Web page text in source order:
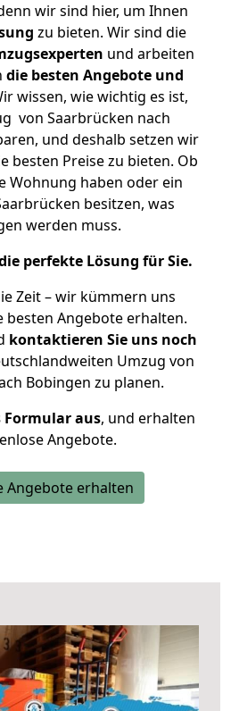
wir sind hier, um Ihnen
zu bieten. Wir sind die
und arbeiten
die besten Angebote und
wissen, wie wichtig es ist,
von Saarbrücken nach
und deshalb setzen wir
besten Preise zu bieten. Ob
Wohnung haben oder ein
besitzen, was
werden muss.
perfekte Lösung für Sie.
Zeit – wir kümmern uns
besten Angebote erhalten.
kontaktieren Sie uns noch
Umzug von
Bobingen zu planen.
Formular aus, und erhalten
Angebote.
Angebote erhalten